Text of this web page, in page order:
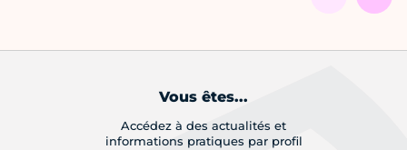
Vous êtes...
Accédez à des actualités et
informations pratiques par profil